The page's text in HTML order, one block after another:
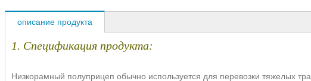
описание продукта
1. Спецификация продукта:
Низкорамный полуприцеп обычно используется для перевозки тяжелых